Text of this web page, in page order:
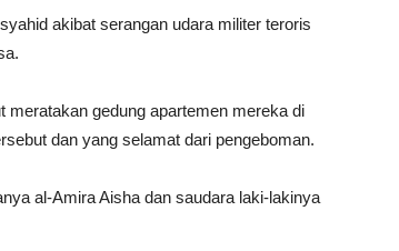
akibat serangan udara militer teroris
meratakan gedung apartemen mereka di
dan yang selamat dari pengeboman.
al-Amira Aisha dan saudara laki-lakinya